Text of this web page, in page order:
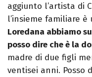
aggiunto l’artista di
l’insieme familiare
Loredana abbiamo
posso dire che è la
madre di due figli
ventisei anni. Posso